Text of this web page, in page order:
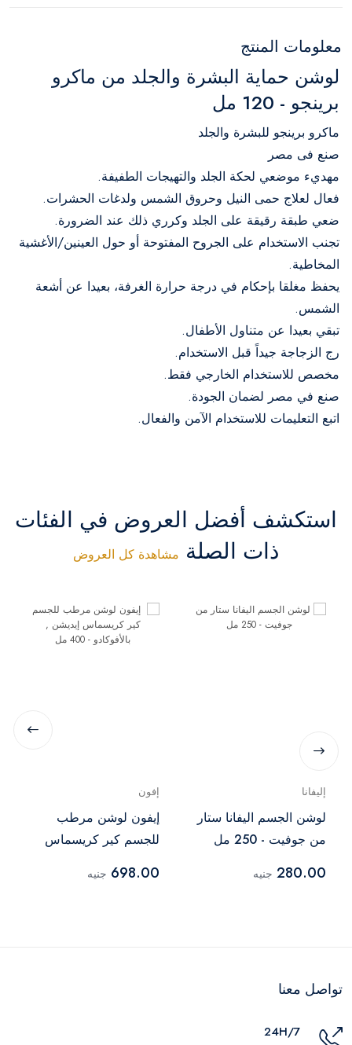
معلومات المنتج
لوشن حماية البشرة والجلد من ماكرو
برينجو - 120 مل
ماكرو برينجو للبشرة والجلد
صنع فى مصر
مهديء موضعي لحكة الجلد والتهيجات الطفيفة.
فعال لعلاج حمى النيل وحروق الشمس ولدغات الحشرات.
ضعي طبقة رقيقة على الجلد وكرري ذلك عند الضرورة.
تجنب الاستخدام على الجروح المفتوحة أو حول العينين/الأغشية
المخاطية.
يحفظ مغلقا بإحكام في درجة حرارة الغرفة، بعيدا عن أشعة
الشمس.
تبقي بعيدا عن متناول الأطفال.
رج الزجاجة جيداً قبل الاستخدام.
مخصص للاستخدام الخارجي فقط.
صنع في مصر لضمان الجودة.
اتبع التعليمات للاستخدام الآمن والفعال.
استكشف أفضل العروض في الفئات
ذات الصلة مشاهدة كل العروض
إليفانا
لوشن الجسم اليفانا ستار
من جوفيت - 250 مل
280.00 جنيه
إفون
إيفون لوشن مرطب
للجسم كير كريسماس
مل
698.00 جنيه
تواصل معنا
24H/7